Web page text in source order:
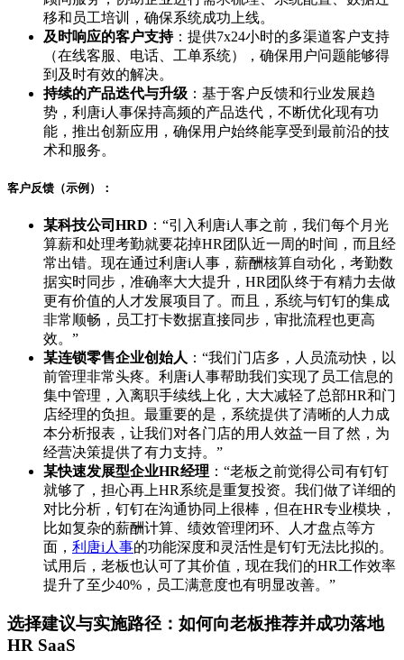
移和员工培训，确保系统成功上线。
及时响应的客户支持：提供7x24小时的多渠道客户支持
（在线客服、电话、工单系统），确保用户问题能够得
到及时有效的解决。
持续的产品迭代与升级 ：基于客户反馈和行业发展趋
势，利唐i人事保持高频的产品迭代，不断优化现有功
能，推出创新应用，确保用户始终能享受到最前沿的技
术和服务。
客户反馈（示例）：
某科技公司HRD ：“引入利唐i人事之前，我们每个月光
算薪和处理考勤就要花掉HR团队近一周的时间，而且经
常出错。现在通过利唐i人事，薪酬核算自动化，考勤数
据实时同步，准确率大大提升，HR团队终于有精力去做
更有价值的人才发展项目了。而且，系统与钉钉的集成
非常顺畅，员工打卡数据直接同步，审批流程也更高
效。”
某连锁零售企业创始人 ：“我们门店多，人员流动快，以
前管理非常头疼。利唐i人事帮助我们实现了员工信息的
集中管理，入离职手续线上化，大大减轻了总部HR和门
店经理的负担。最重要的是，系统提供了清晰的人力成
本分析报表，让我们对各门店的用人效益一目了然，为
经营决策提供了有力支持。”
某快速发展型企业HR经理 ：“老板之前觉得公司有钉钉
就够了，担心再上HR系统是重复投资。我们做了详细的
对比分析，钉钉在沟通协同上很棒，但在HR专业模块，
比如复杂的薪酬计算、绩效管理闭环、人才盘点等方
面， 利唐i人事的功能深度和灵活性是钉钉无法比拟的。
试用后，老板也认可了其价值，现在我们的HR工作效率
提升了至少40%，员工满意度也有明显改善。”
选择建议与实施路径：如何向老板推荐并成功落地
HR SaaS